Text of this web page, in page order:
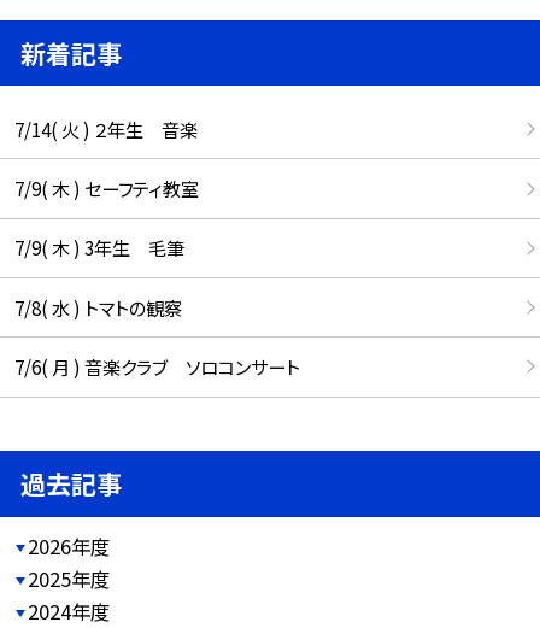
新着記事
7/14( 火 ) ２年生 音楽
7/9( 木 ) セーフティ教室
7/9( 木 ) 3年生 毛筆
7/8( 水 ) トマトの観察
7/6( 月 ) 音楽クラブ ソロコンサート
過去記事
2026年度
2025年度
2024年度